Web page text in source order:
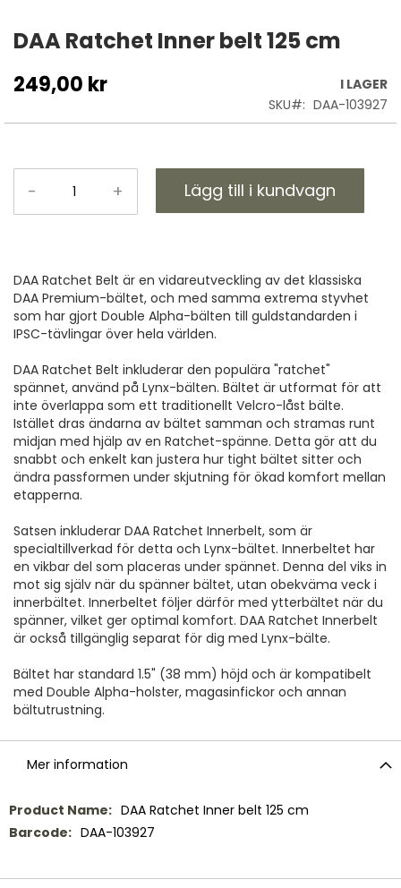
till
början
bildgalleriet
DAA Ratchet Inner belt 125 cm
249,00 kr
I LAGER
SKU
DAA-103927
- + Lägg till i kundvagn
DAA Ratchet Belt är en vidareutveckling av det klassiska
DAA Premium-bältet, och med samma extrema styvhet
som har gjort Double Alpha-bälten till guldstandarden i
IPSC-tävlingar över hela världen.
DAA Ratchet Belt inkluderar den populära "ratchet"
spännet, använd på Lynx-bälten. Bältet är utformat för att
inte överlappa som ett traditionellt Velcro-låst bälte.
Istället dras ändarna av bältet samman och stramas runt
midjan med hjälp av en Ratchet-spänne. Detta gör att du
snabbt och enkelt kan justera hur tight bältet sitter och
ändra passformen under skjutning för ökad komfort mellan
etapperna.
Satsen inkluderar DAA Ratchet Innerbelt, som är
specialtillverkad för detta och Lynx-bältet. Innerbeltet har
en vikbar del som placeras under spännet. Denna del viks in
mot sig själv när du spänner bältet, utan obekväma veck i
innerbältet. Innerbeltet följer därför med ytterbältet när du
spänner, vilket ger optimal komfort. DAA Ratchet Innerbelt
är också tillgänglig separat för dig med Lynx-bälte.
Bältet har standard 1.5" (38 mm) höjd och är kompatibelt
med Double Alpha-holster, magasinfickor och annan
bältutrustning.
Mer information
Mer
information
DAA Ratchet Inner belt 125 cm
DAA-103927